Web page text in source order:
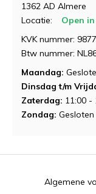
1362 AD Almere
Locatie:
Open
KVK nummer:
Btw nummer:
Maandag:
Dinsdag t/m
Zaterdag: 11:00 -
Zondag: Gesloten
Algemene